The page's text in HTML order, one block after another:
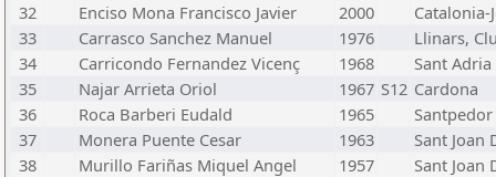
32
Enciso Mona Francisco Javier 2000
Catalonia-
33
Carrasco Sanchez Manuel 1976
Llinars,
34
Carricondo Fernandez Vicenç 1968
Sant Adria
35
Najar Arrieta Oriol 1967 S12 Cardona
36
Roca Barberi Eudald 1965
Santpedor
37
Monera Puente Cesar 1963
Sant Joan
38
Murillo Fariñas Miquel Angel 1957
Sant Joan